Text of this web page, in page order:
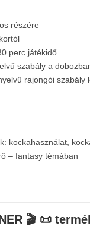
részére
perc játékidő
szabály a
rajongói szabály
kockahasználat,
– fantasy témában
🎬 📜